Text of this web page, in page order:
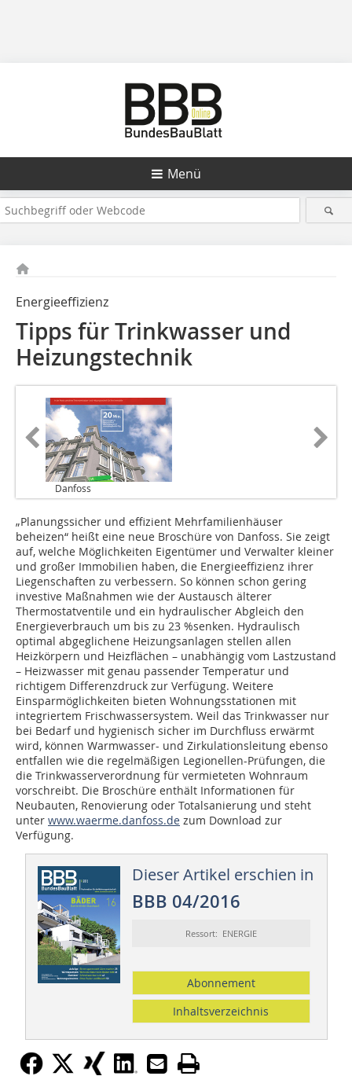
Menü
Energieeffizienz
Tipps für Trinkwasser und
Heizungstechnik
Danfoss
„Planungssicher und effizient Mehrfamilienhäuser
beheizen“ heißt eine neue Broschüre von Danfoss. Sie zeigt
auf, welche Möglichkeiten Eigentümer und Verwalter kleiner
und großer Immobilien haben, die Energieeffizienz ihrer
Liegenschaften zu verbessern. So können schon gering
investive Maßnahmen wie der Austausch älterer
Thermostatventile und ein hydraulischer Abgleich den
Energieverbrauch um bis zu 23 %senken. Hydraulisch
optimal abgeglichene Heizungsanlagen stellen allen
Heizkörpern und Heizflächen – unabhängig vom Lastzustand
– Heizwasser mit genau passender Temperatur und
richtigem Differenzdruck zur Verfügung. Weitere
Einsparmöglichkeiten bieten Wohnungsstationen mit
integriertem Frischwassersystem. Weil das Trinkwasser nur
bei Bedarf und hygienisch sicher im Durchfluss erwärmt
wird, können Warmwasser- und Zirkulationsleitung ebenso
entfallen wie die regelmäßigen Legionellen-Prüfungen, die
die Trinkwasserverordnung für vermieteten Wohnraum
vorschreibt. Die Broschüre enthält Informationen für
Neubauten, Renovierung oder Totalsanierung und steht
unter www.waerme.danfoss.de zum Download zur
Verfügung.
Dieser Artikel erschien in
BBB 04/2016
Ressort: ENERGIE
Abonnement
Inhaltsverzeichnis